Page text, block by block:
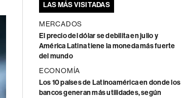
LAS MÁS VISITADAS
MERCADOS
El precio del dólar se debilita en julio y
América Latina tiene la moneda más fuerte
del mundo
ECONOMÍA
Los 10 países de Latinoamérica en donde los
bancos generan más utilidades, según